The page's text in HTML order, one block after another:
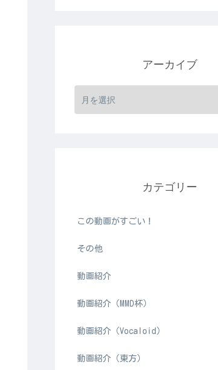
アーカイブ
カテゴリー
この動画がすごい！
その他
動画紹介
動画紹介（MMD杯）
動画紹介（Vocaloid）
動画紹介（東方）